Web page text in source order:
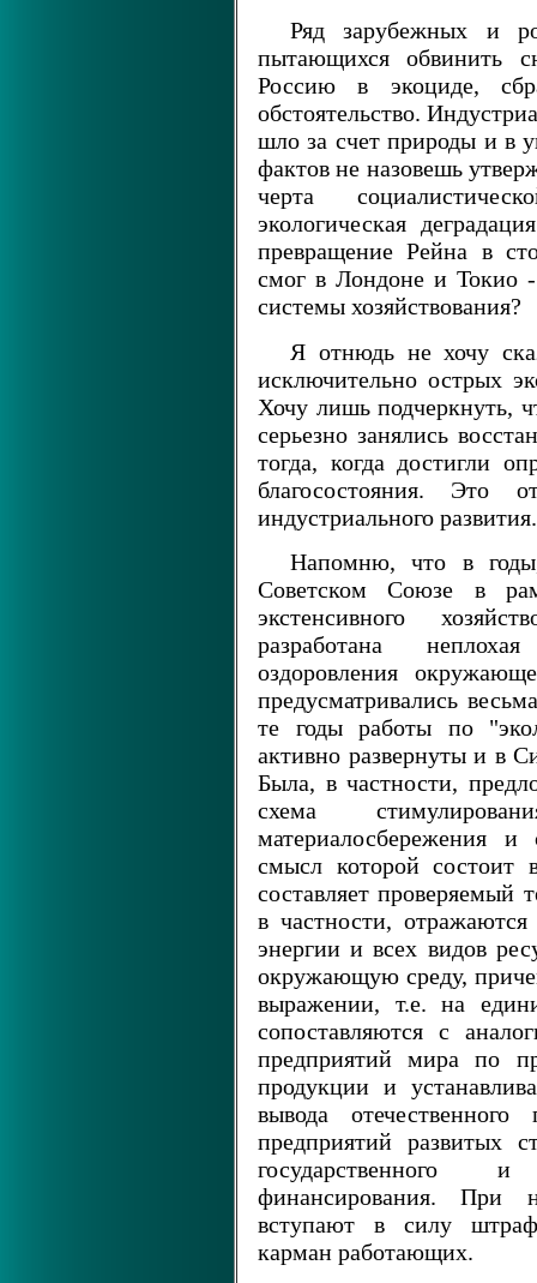
Ряд зарубежных и
пытающихся обвинить
Россию в экоциде,
обстоятельство.
шло за счет природы и в
фактов не назовешь
черта
экологическая
превращение Рейна в
смог в Лондоне и Токио -
системы хозяйствования?
Я отнюдь не хочу
исключительно острых
Хочу лишь подчеркнуть,
серьезно занялись
тогда, когда достигли
благосостояния. Это
индустриального развития.
Напомню, что в
Советском Союзе в
экстенсивного
разработана
оздоровления
предусматривались
те годы работы по
активно развернуты и в
Была, в частности,
схема
материалосбережения
смысл которой состоит
составляет проверяемый
в частности, отражаются
энергии и всех видов
окружающую среду,
выражении, т.е. на
сопоставляются с
предприятий мира по
продукции и
вывода
предприятий развитых
государственного
финансирования. При
вступают в силу
карман работающих.